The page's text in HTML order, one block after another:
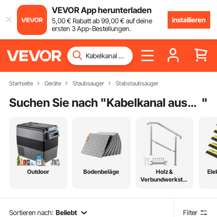
VEVOR App herunterladen
5,00€ Rabatt ab99,00€ auf deine
ersten 3 App-Bestellungen.
installieren
Startseite Geräte Staubsauger Stabstaubsauger
Suchen Sie nach " Kabelkanal aussenbereich "
Outdoor Bodenbeläge
Holz &
Verbundwerkstof
Sortieren nach: Beliebt Filter